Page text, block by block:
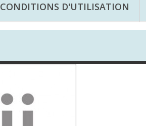
CONDITIONS D'UTILISATION